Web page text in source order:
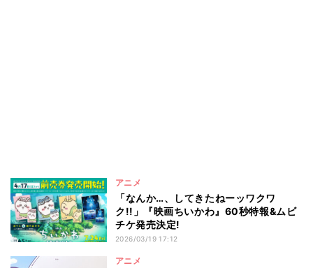
アニメ
「なんか…、してきたねーッワクワ
ク!!」『映画ちいかわ』60秒特報&ムビ
チケ発売決定!
2026/03/19 17:12
アニメ